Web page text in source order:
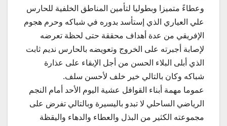
وعطاءً متميزا وبطوليا لتأمين المناطق الخلفية للحارس
علي العياري الذي إستأسد بدوره في شباكه وحرم هجوم
الإفريقي من عدة أهداف محققة حتى لحظة تعرضه
لإصابة أجبرته على الخروج وتعويضه بالحارس نديم ثابت
الذي أبلى البلاء الحسن من أجل الإبقاء على عذارة
شباكه وكان بالتالي خير خلف لأحسن سلف.
عموما مهمة أبناء القوافل عشية اليوم الأحد أمام النجم
الرياضي الساحلي لا تبدو باليسيرة وبالتالي تفرض على
مجموعته الكثير من البذل والعطاء والدهاء واليقظة